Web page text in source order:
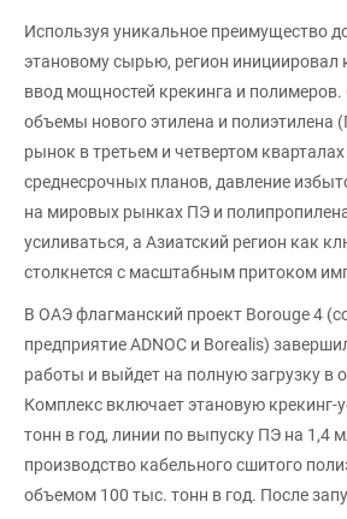
Используя уникальное преимущество
этановому сырью, регион инициировал
ввод мощностей крекинга и
объемы нового этилена и полиэтилена
рынок в третьем и четвертом
среднесрочных планов, давление
на мировых рынках ПЭ и
усиливаться, а Азиатский регион как
столкнется с масштабным притоком
В ОАЭ флагманский проект Borouge 4
предприятие ADNOC и Borealis)
работы и выйдет на полную загрузку в
Комплекс включает этановую крекинг-
тонн в год, линии по выпуску ПЭ на 1,4
производство кабельного сшитого
объемом 100 тыс. тонн в год. После